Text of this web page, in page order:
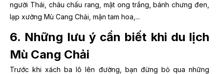
người Thái, châu chấu rang, mật ong trắng, bánh chưng đen,
lạp xưởng Mù Cang Chải, mận tam hoa,...
6. Những lưu ý cần biết khi du lịch
Mù Cang Chải
Trước khi xách ba lô lên đường, bạn đừng bỏ qua những